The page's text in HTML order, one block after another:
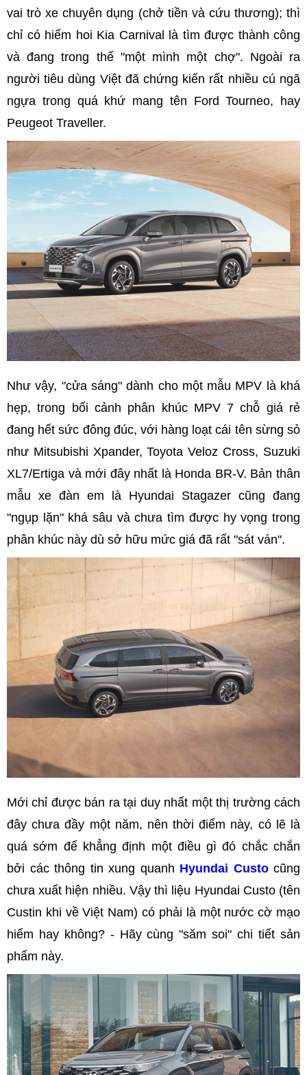
vai trò xe chuyên dụng (chở tiền và cứu thương); thì
chỉ có hiếm hoi Kia Carnival là tìm được thành công
và đang trong thế "một mình một chợ". Ngoài ra
người tiêu dùng Việt đã chứng kiến rất nhiều cú ngã
ngựa trong quá khứ mang tên Ford Tourneo, hay
Peugeot Traveller.
Như vậy, "cửa sáng" dành cho một mẫu MPV là khá
hẹp, trong bối cảnh phân khúc MPV 7 chỗ giá rẻ
đang hết sức đông đúc, với hàng loạt cái tên sừng sỏ
như Mitsubishi Xpander, Toyota Veloz Cross, Suzuki
XL7/Ertiga và mới đây nhất là Honda BR-V. Bản thân
mẫu xe đàn em là Hyundai Stagazer cũng đang
"ngụp lặn" khá sâu và chưa tìm được hy vọng trong
phân khúc này dù sở hữu mức giá đã rất "sát ván".
Mới chỉ được bán ra tại duy nhất một thị trường cách
đây chưa đầy một năm, nên thời điểm này, có lẽ là
quá sớm để khẳng định một điều gì đó chắc chắn
bởi các thông tin xung quanh Hyundai Custocũng
chưa xuất hiện nhiều. Vậy thì liệu Hyundai Custo (tên
Custin khi về Việt Nam) có phải là một nước cờ mạo
hiểm hay không? - Hãy cùng "săm soi" chi tiết sản
phẩm này.